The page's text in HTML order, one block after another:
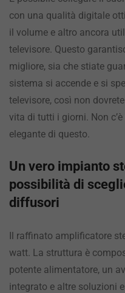
con una qualità digitale
il volume e altro ancora
televisore. Questo
migliore, sia che stiate
sistema si accende e si
televisore, così non
vita di tutti i giorni. Non
elegante di questo.
Un vero impianto
possibilità di
diffusori
Il raffinato amplificatore
watt. La struttura è
potente alimentatore, un
integrato e altre soluzioni